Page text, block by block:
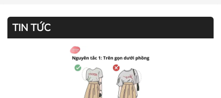
TIN TỨC